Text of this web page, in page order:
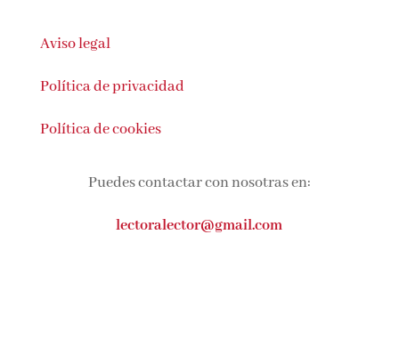
Aviso legal
Política de privacidad
Política de cookies
Puedes contactar con nosotras en:
lectoralector@gmail.com